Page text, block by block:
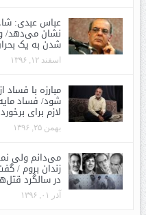
عباس عبدی:
نشان می‌دهد/
شدن به یک
اسفند ۱۲, ۱۳۹۶
مبارزه با فساد
شود/ فساد
لازم برای
بهمن ۲۵, ۱۳۹۶
می‌دانم ولی
زندان بروم /
در سالگرد
آذر ۰۱, ۱۳۹۶